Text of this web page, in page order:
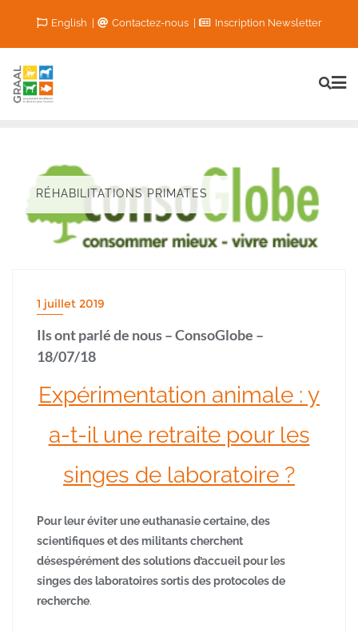
content
English Contactez-nous Inscription Newsletter
RÉHABILITATIONS PRIMATES
1 juillet 2019
Ils ont parlé de nous – ConsoGlobe –
18/07/18
Expérimentation animale : y
a-t-il une retraite pour les
singes de laboratoire ?
Pour leur éviter une euthanasie certaine, des
scientifiques et des militants cherchent
désespérément des solutions d’accueil pour les
singes des laboratoires sortis des protocoles de
recherche.